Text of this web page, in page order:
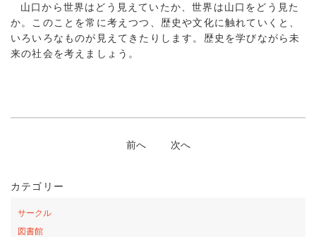
カテゴリー
サークル
図書館
山口から世界はどう見えていたか、世界は山口をどう見た
か。このことを常に考えつつ、歴史や文化に触れていくと、
いろいろなものが見えてきたりします。歴史を学びながら未
来の社会を考えましょう。
前へ 次へ